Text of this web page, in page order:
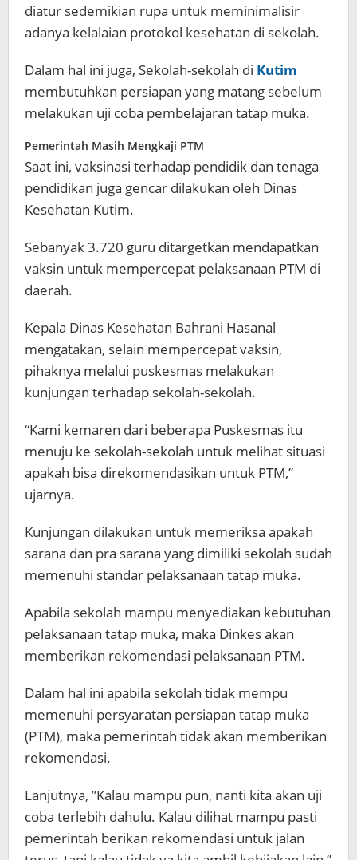
diatur sedemikian rupa untuk meminimalisir
adanya kelalaian protokol kesehatan di sekolah.
Dalam hal ini juga, Sekolah-sekolah di Kutim
membutuhkan persiapan yang matang sebelum
melakukan uji coba pembelajaran tatap muka.
Pemerintah Masih Mengkaji PTM
Saat ini, vaksinasi terhadap pendidik dan tenaga
pendidikan juga gencar dilakukan oleh Dinas
Kesehatan Kutim.
Sebanyak 3.720 guru ditargetkan mendapatkan
vaksin untuk mempercepat pelaksanaan PTM di
daerah.
Kepala Dinas Kesehatan Bahrani Hasanal
mengatakan, selain mempercepat vaksin,
pihaknya melalui puskesmas melakukan
kunjungan terhadap sekolah-sekolah.
“Kami kemaren dari beberapa Puskesmas itu
menuju ke sekolah-sekolah untuk melihat situasi
apakah bisa direkomendasikan untuk PTM,”
ujarnya.
Kunjungan dilakukan untuk memeriksa apakah
sarana dan pra sarana yang dimiliki sekolah sudah
memenuhi standar pelaksanaan tatap muka.
Apabila sekolah mampu menyediakan kebutuhan
pelaksanaan tatap muka, maka Dinkes akan
memberikan rekomendasi pelaksanaan PTM.
Dalam hal ini apabila sekolah tidak mempu
memenuhi persyaratan persiapan tatap muka
(PTM), maka pemerintah tidak akan memberikan
rekomendasi.
Lanjutnya, ”Kalau mampu pun, nanti kita akan uji
coba terlebih dahulu. Kalau dilihat mampu pasti
pemerintah berikan rekomendasi untuk jalan